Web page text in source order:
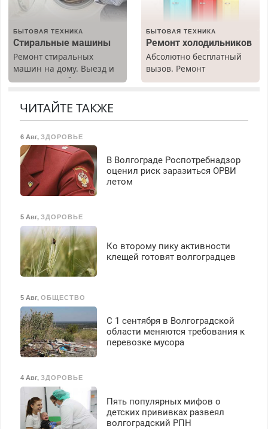
БЫТОВАЯ ТЕХНИКА
Стиральные машины
Ремонт стиральных
машин на дому. Выезд и
диагностика бесплатно.
БЫТОВАЯ ТЕХНИКА
Ремонт холодильников
Абсолютно бесплатный
вызов. Ремонт
холодильников всех
ЧИТАЙТЕ ТАКЖЕ
6 Авг, ЗДОРОВЬЕ
В Волгограде Роспотребнадзор
оценил риск заразиться ОРВИ
летом
5 Авг, ЗДОРОВЬЕ
Ко второму пику активности
клещей готовят волгоградцев
5 Авг, ОБЩЕСТВО
С 1 сентября в Волгоградской
области меняются требования к
перевозке мусора
4 Авг, ЗДОРОВЬЕ
Пять популярных мифов о
детских прививках развеял
волгоградский РПН